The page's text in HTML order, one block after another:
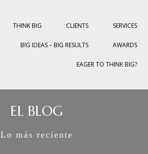
THINK BIG CLIENTS SERVICES
BIG IDEAS – BIG RESULTS AWARDS
EAGER TO THINK BIG?
EL BLOG
Lo más reciente